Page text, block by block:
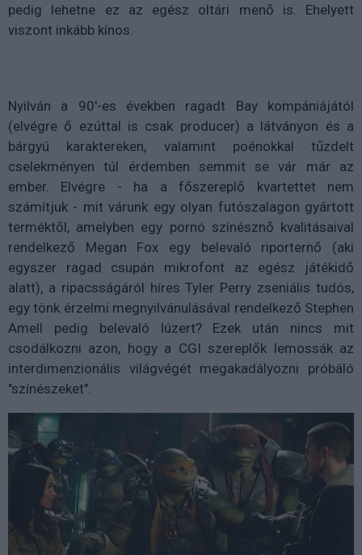
pedig lehetne ez az egész oltári menő is. Ehelyett
viszont inkább kínos.
Nyilván a 90'-es években ragadt Bay kompániájától
(elvégre ő ezúttal is csak producer) a látványon és a
bárgyú karaktereken, valamint poénokkal tűzdelt
cselekményen túl érdemben semmit se vár már az
ember. Elvégre - ha a főszereplő kvartettet nem
számítjuk - mit várunk egy olyan futószalagon gyártott
terméktől, amelyben egy pornó színésznő kvalitásaival
rendelkező Megan Fox egy belevaló riporternő (aki
egyszer ragad csupán mikrofont az egész játékidő
alatt), a ripacsságáról híres Tyler Perry zseniális tudós,
egy tönk érzelmi megnyilvánulásával rendelkező Stephen
Amell pedig belevaló lúzert? Ezek után nincs mit
csodálkozni azon, hogy a CGI szereplők lemossák az
interdimenzionális világvégét megakadályozni próbáló
"színészeket".